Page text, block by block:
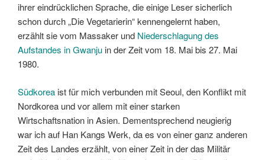
ihrer eindrücklichen Sprache, die einige Leser sicherlich
schon durch „Die Vegetarierin“ kennengelernt haben,
erzählt sie vom Massaker und Niederschlagung des
Aufstandes in Gwanju in der Zeit vom 18. Mai bis 27. Mai
1980.
Südkorea ist für mich verbunden mit Seoul, den Konflikt mit
Nordkorea und vor allem mit einer starken
Wirtschaftsnation in Asien. Dementsprechend neugierig
war ich auf Han Kangs Werk, da es von einer ganz anderen
Zeit des Landes erzählt, von einer Zeit in der das Militär